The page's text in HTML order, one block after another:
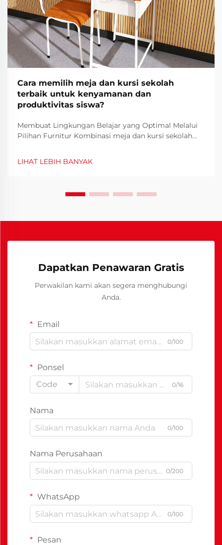
Cara memilih meja dan kursi sekolah
terbaik untuk kenyamanan dan
produktivitas siswa?
Membuat Lingkungan Belajar yang Optimal Melalui
Pilihan Furnitur Kombinasi meja dan kursi sekolah
hari duduk di meja mereka, pentingnya se...
LIHAT LEBIH BANYAK
Dapatkan Penawaran Gratis
Perwakilan kami akan segera menghubungi
Anda.
Email
0/100
Ponsel
Code
0/16
Nama
0/100
Nama Perusahaan
0/200
WhatsApp
0/100
Pesan